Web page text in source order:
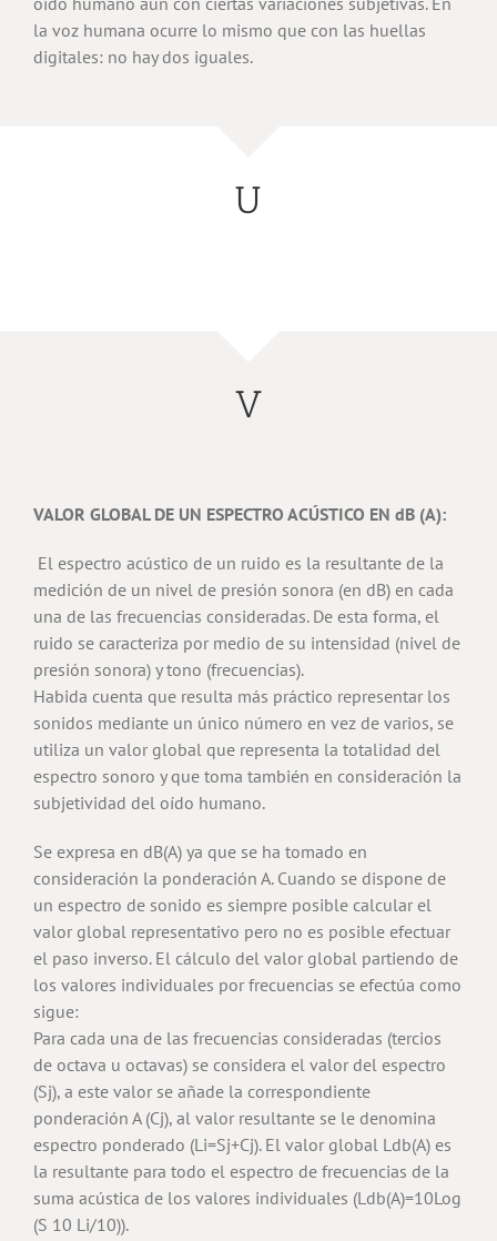
la voz humana ocurre lo mismo que con las huellas
digitales: no hay dos iguales.
U
V
VALOR GLOBAL DE UN ESPECTRO ACÚSTICO EN dB (A):
El espectro acústico de un ruido es la resultante de la
medición de un nivel de presión sonora (en dB) en cada
una de las frecuencias consideradas. De esta forma, el
ruido se caracteriza por medio de su intensidad (nivel de
presión sonora) y tono (frecuencias).
Habida cuenta que resulta más práctico representar los
sonidos mediante un único número en vez de varios, se
utiliza un valor global que representa la totalidad del
espectro sonoro y que toma también en consideración la
subjetividad del oído humano.
Se expresa en dB(A) ya que se ha tomado en
consideración la ponderación A. Cuando se dispone de
un espectro de sonido es siempre posible calcular el
valor global representativo pero no es posible efectuar
el paso inverso. El cálculo del valor global partiendo de
los valores individuales por frecuencias se efectúa como
sigue:
Para cada una de las frecuencias consideradas (tercios
de octava u octavas) se considera el valor del espectro
(Sj), a este valor se añade la correspondiente
ponderación A (Cj), al valor resultante se le denomina
espectro ponderado (Li=Sj+Cj). El valor global Ldb(A) es
la resultante para todo el espectro de frecuencias de la
suma acústica de los valores individuales (Ldb(A)=10Log
(S 10 Li/10)).